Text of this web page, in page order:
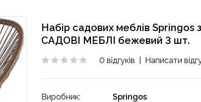
Набір садових меблів Springos
САДОВІ МЕБЛІ бежевий 3 шт.
0 відгуків Написати
Виробник:
Springos